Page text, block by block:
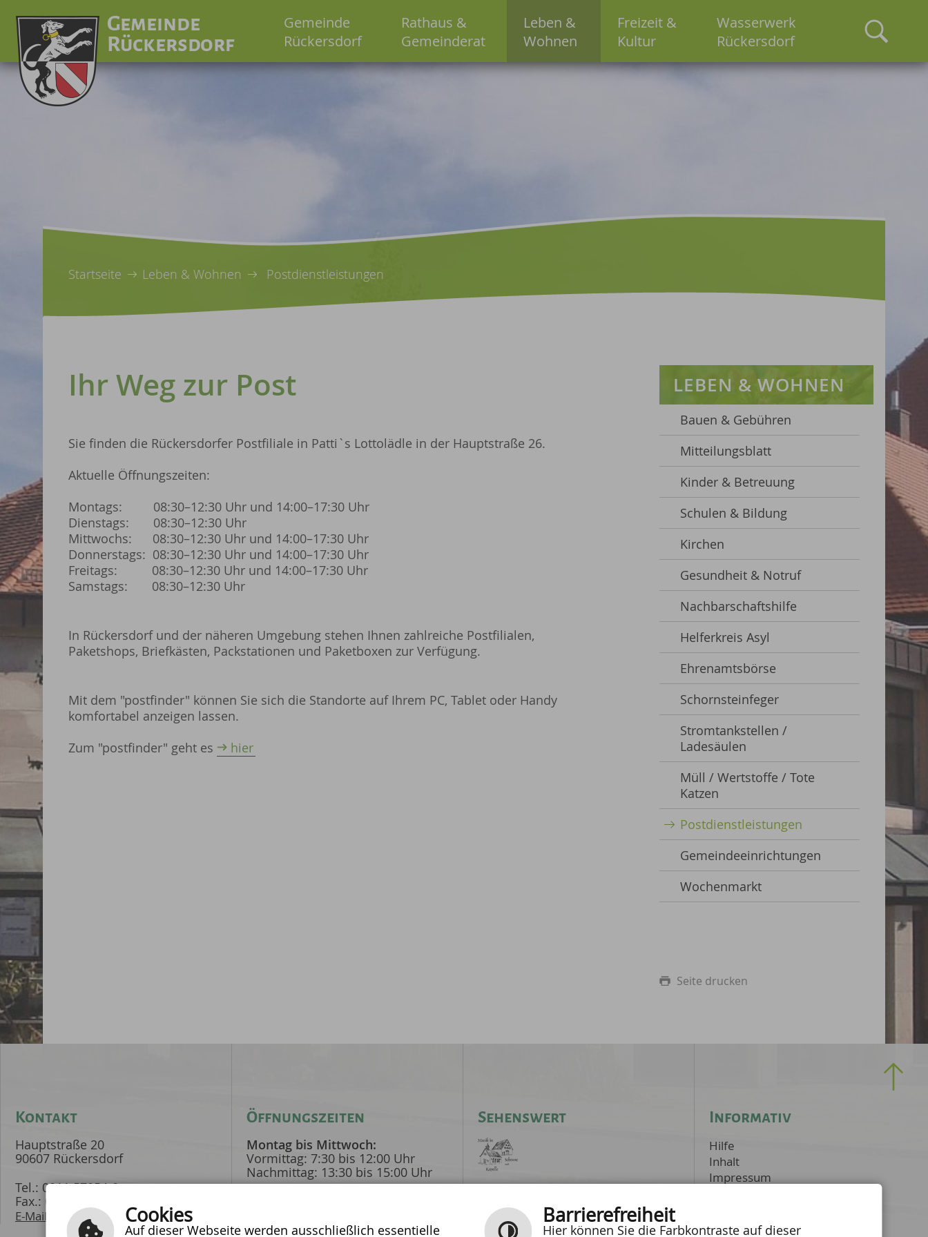
Gemeinde
Rückersdorf
Rathaus &
Gemeinderat
Leben &
Wohnen
Freizeit &
Kultur
Wasserwerk
Rückersdorf
Startseite Leben & Wohnen Postdienstleistungen
Ihr Weg zur Post
Sie finden die Rückersdorfer Postfiliale in Patti`s Lottolädle in der Hauptstraße 26.
Aktuelle Öffnungszeiten:
Montags: 08:30–12:30 Uhr und 14:00–17:30 Uhr
Dienstags: 08:30–12:30 Uhr
Mittwochs: 08:30–12:30 Uhr und 14:00–17:30 Uhr
Donnerstags: 08:30–12:30 Uhr und 14:00–17:30 Uhr
Freitags: 08:30–12:30 Uhr und 14:00–17:30 Uhr
Samstags: 08:30–12:30 Uhr
In Rückersdorf und der näheren Umgebung stehen Ihnen zahlreiche Postfilialen,
Paketshops, Briefkästen, Packstationen und Paketboxen zur Verfügung.
Mit dem "postfinder" können Sie sich die Standorte auf Ihrem PC, Tablet oder Handy
komfortabel anzeigen lassen.
Zum "postfinder" geht es
hier
LEBEN & WOHNEN
Bauen & Gebühren
Mitteilungsblatt
Kinder & Betreuung
Schulen & Bildung
Kirchen
Gesundheit & Notruf
Nachbarschaftshilfe
Helferkreis Asyl
Ehrenamtsbörse
Schornsteinfeger
Stromtankstellen /
Ladesäulen
Müll / Wertstoffe / Tote
Katzen
Postdienstleistungen
Gemeindeeinrichtungen
Wochenmarkt
Seite drucken
Kontakt
Hauptstraße 20
90607 Rückersdorf
Tel.: 0911 57054-0
Fax.: 0911 57054-40
E-Mail schreiben
Öffnungszeiten
Montag bis Mittwoch:
Vormittag: 7:30 bis 12:00 Uhr
Nachmittag: 13:30 bis 15:00 Uhr
Nachmittag: 15:00 bis 18:00 Uhr
Sehenswert
Musik in Scheune
und Kapelle
Informativ
Hilfe
Inhalt
Impressum
Kontrast
Cookies
Auf dieser Webseite werden ausschließlich essentielle
Barrierefreiheit
Hier können Sie die Farbkontraste auf dieser